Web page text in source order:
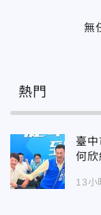
無
熱門
臺
何
13小